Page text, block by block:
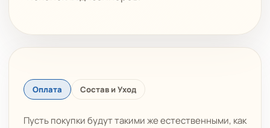
Оплата Состав и Уход
Пусть покупки будут такими же естественными, как